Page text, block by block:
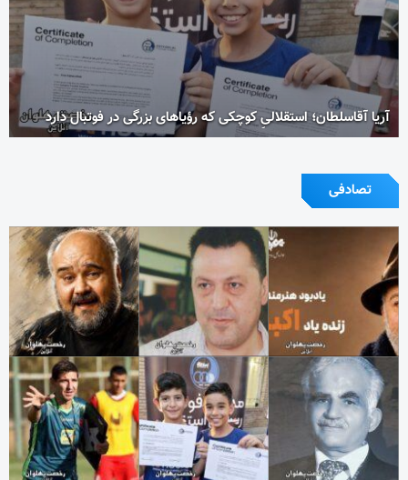
آریا آقاسلطان؛ استقلالیِ کوچکی که رؤیاهای بزرگی در فوتبال دارد
تصادفی